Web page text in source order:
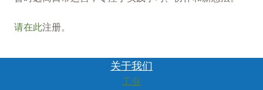
请在此注册。
关于我们
工业